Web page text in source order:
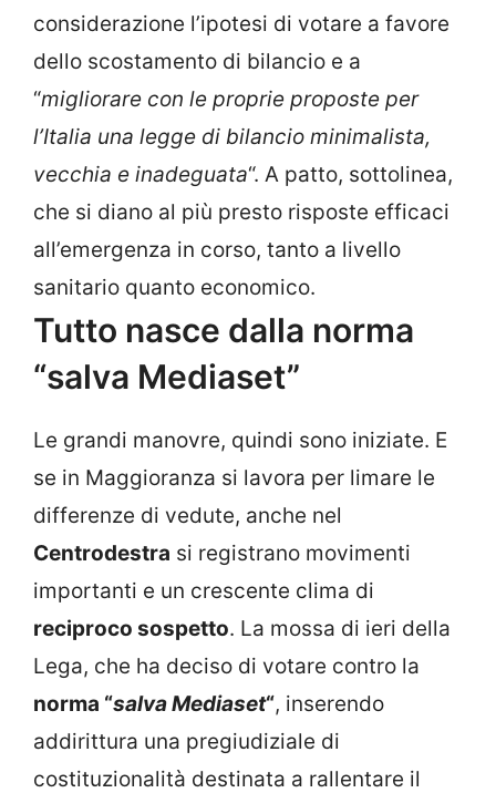
considerazione l’ipotesi di votare a favore
dello scostamento di bilancio e a
“migliorare con le proprie proposte per
l’Italia una legge di bilancio minimalista,
vecchia e inadeguata“. A patto, sottolinea,
che si diano al più presto risposte efficaci
all’emergenza in corso, tanto a livello
sanitario quanto economico.
Tutto nasce dalla norma
“salva Mediaset”
Le grandi manovre, quindi sono iniziate. E
se in Maggioranza si lavora per limare le
differenze di vedute, anche nel
Centrodestra si registrano movimenti
importanti e un crescente clima di
reciproco sospetto. La mossa di ieri della
Lega, che ha deciso di votare contro la
norma “salva Mediaset“, inserendo
addirittura una pregiudiziale di
costituzionalità destinata a rallentare il